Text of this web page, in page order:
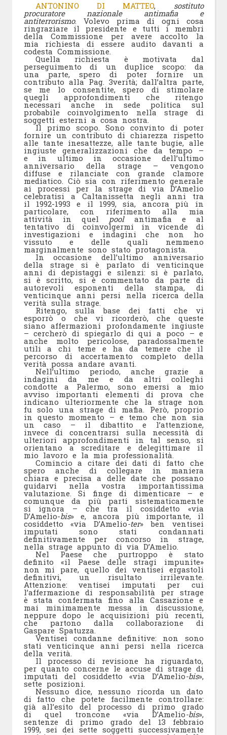
ANTONINO DI MATTEO, sostituto
procuratore nazionale antimafia e
antiterrorismo. Volevo prima di ogni cosa
ringraziare il presidente e tutti i membri
della Commissione per avere accolto la
mia richiesta di essere audito davanti a
codesta Commissione.
Quella richiesta è motivata dal
perseguimento di un duplice scopo: da
una parte, spero di poter fornire un
contributo alla Pag. 3verità; dall’altra parte,
se me lo consentite, spero di stimolare
quegli approfondimenti che ritengo
necessari anche in sede politica sul
probabile coinvolgimento nella strage di
soggetti esterni a cosa nostra.
Il primo scopo. Sono convinto di poter
fornire un contributo di chiarezza rispetto
alle tante inesattezze, alle tante bugie, alle
ingiuste generalizzazioni che da tempo –
e in ultimo in occasione dell’ultimo
anniversario della strage – vengono
diffuse e rilanciate con grande clamore
mediatico. Ciò sia con riferimento generale
ai processi per la strage di via D’Amelio
celebratisi a Caltanissetta negli anni tra
il 1992-1993 e il 1999, sia, ancora più in
particolare, con riferimento alla mia
attività in quel poolantimafia e al
tentativo di coinvolgermi in vicende di
investigazioni e indagini che non ho
vissuto e delle quali nemmeno
marginalmente sono stato protagonista.
In occasione dell’ultimo anniversario
della strage si è parlato di venticinque
anni di depistaggi e silenzi: si è parlato,
si è scritto, si è commentato da parte di
autorevoli esponenti della stampa, di
venticinque anni persi nella ricerca della
verità sulla strage.
Ritengo, sulla base dei fatti che vi
esporrò o che vi ricorderò, che queste
siano affermazioni profondamente ingiuste
– cercherò di spiegarlo di qui a poco – e
anche molto pericolose, paradossalmente
utili a chi teme e ha da temere che il
percorso di accertamento completo della
verità possa andare avanti.
Nell’ultimo periodo, anche grazie a
indagini da me e da altri colleghi
condotte a Palermo, sono emersi a mio
avviso importanti elementi di prova che
indicano ulteriormente che la strage non
fu solo una strage di mafia. Però, proprio
in questo momento – e temo che non sia
un caso – il dibattito e l’attenzione,
invece di concentrarsi sulla necessità di
ulteriori approfondimenti in tal senso, si
orientano a screditare e delegittimare il
mio lavoro e la mia professionalità.
Comincio a citare dei dati di fatto che
spero anche di collegare in maniera
chiara e precisa a delle date che possano
guidarvi nella vostra importantissima
valutazione. Si finge di dimenticare – e
comunque da più parti sistematicamente
si ignora – che tra il cosiddetto «via
D’Amelio-bis» e, ancora più importante, il
cosiddetto «via D’Amelio-ter» ben ventisei
imputati sono stati condannati
definitivamente per concorso in strage,
nella strage appunto di via D’Amelio.
Nel Paese che purtroppo è stato
definito «il Paese delle stragi impunite»
non mi pare, quello dei ventisei ergastoli
definitivi, un risultato irrilevante.
Attenzione: ventisei imputati per cui
l’affermazione di responsabilità per strage
è stata confermata fino alla Cassazione e
mai minimamente messa in discussione,
neppure dopo le acquisizioni più recenti,
che partono dalla collaborazione di
Gaspare Spatuzza.
Ventisei condanne definitive: non sono
stati venticinque anni persi nella ricerca
della verità.
Il processo di revisione ha riguardato,
per quanto concerne le accuse di strage di
imputati del cosiddetto «via D’Amelio-bis»,
sette posizioni.
Nessuno dice, nessuno ricorda un dato
di fatto che potete facilmente controllare:
già all’esito del processo di primo grado
di quel troncone «via D’Amelio-bis»,
sentenze di primo grado del 13 febbraio
1999, sei dei sette soggetti successivamente